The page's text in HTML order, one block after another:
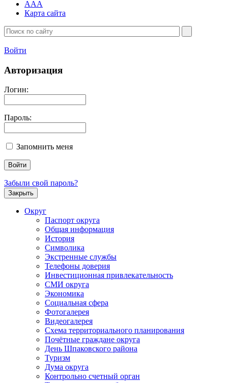
AAA
Карта сайта
Войти
Авторизация
Логин:
Пароль:
Запомнить меня
Забыли свой пароль?
Закрыть
Округ
Паспорт округа
Общая информация
История
Символика
Экстренные службы
Телефоны доверия
Инвестиционная привлекательность
СМИ округа
Экономика
Социальная сфера
Фотогалерея
Видеогалерея
Схема территориального планирования
Почётные граждане округа
День Шпаковского района
Туризм
Дума округа
Контрольно счетный орган